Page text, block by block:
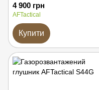
4 900 грн
AFTactical
Купити